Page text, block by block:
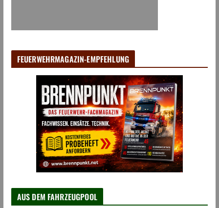
FEUERWEHRMAGAZIN-EMPFEHLUNG
AUS DEM FAHRZEUGPOOL